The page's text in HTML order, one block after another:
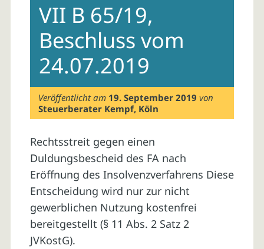
contentVII B 65/19,
Beschluss vom
24.07.2019
Veröffentlicht am 19. September 2019 von
Steuerberater Kempf, Köln
Rechtsstreit gegen einen
Duldungsbescheid des FA nach
Eröffnung des Insolvenzverfahrens Diese
Entscheidung wird nur zur nicht
gewerblichen Nutzung kostenfrei
bereitgestellt (§ 11 Abs. 2 Satz 2
JVKostG).